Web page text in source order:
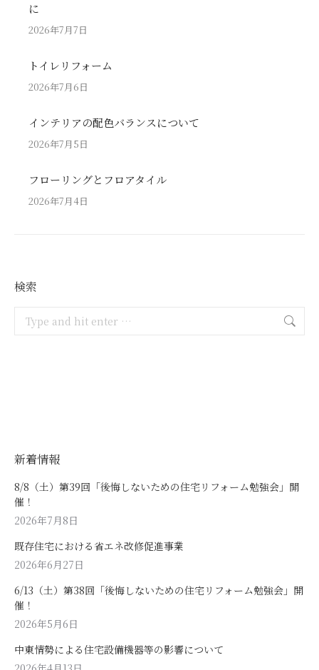
に
2026年7月7日
トイレリフォーム
2026年7月6日
インテリアの配色バランスについて
2026年7月5日
フローリングとフロアタイル
2026年7月4日
検索
新着情報
8/8（土）第39回「後悔しないための住宅リフォーム勉強会」開
催！
2026年7月8日
既存住宅における省エネ改修促進事業
2026年6月27日
6/13（土）第38回「後悔しないための住宅リフォーム勉強会」開
催！
2026年5月6日
中東情勢による住宅設備機器等の影響について